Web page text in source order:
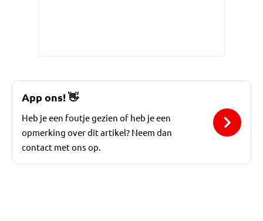
App ons!👋
Heb je een foutje gezien of heb je een
opmerking over dit artikel? Neem dan
contact met ons op.